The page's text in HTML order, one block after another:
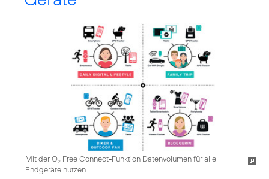
Mit der O2 Free Connect-Funktion Datenvolumen für alle
Endgeräte nutzen